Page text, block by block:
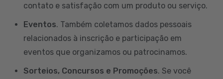
contato e satisfação com um produto ou serviço.
Eventos. Também coletamos dados pessoais
relacionados à inscrição e participação em
eventos que organizamos ou patrocinamos.
Sorteios, Concursos e Promoções. Se você